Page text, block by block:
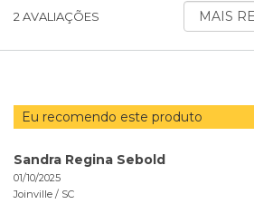
2 AVALIAÇÕES
ORDENAR
Eu recomendo este produto
Sandra Regina Sebold
01/10/2025
Joinville / SC